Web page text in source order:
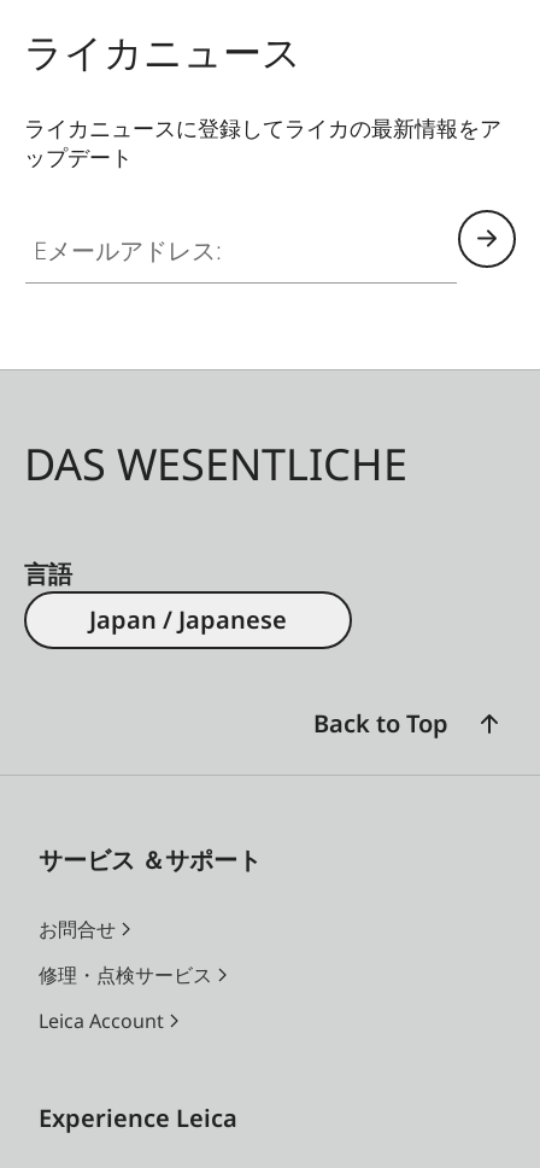
ライカニュース
ライカニュースに登録してライカの最新情報をア
ップデート
DAS WESENTLICHE
言語
Japan / Japanese
Back to Top
サービス ＆サポート
お問合せ
修理・点検サービス
Leica Account
Experience Leica